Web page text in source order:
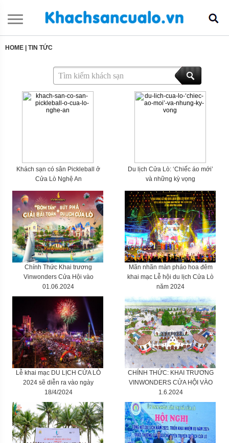
HOME| TIN TỨC
Khách sạn có sân Pickleball ở
Cửa Lò Nghệ An
Du lịch Cửa Lò: ‘Chiếc áo mới’
và những kỳ vọng
Chính Thức Khai trương
Vinwonders Cửa Hội vào
01.06.2024
Mãn nhãn màn pháo hoa đêm
khai mạc Lễ hội du lịch Cửa Lò
năm 2024
Lễ khai mạc DU LỊCH CỬA LÒ
2024 sẽ diễn ra vào ngày
18/4/2024
CHÍNH THỨC: KHAI TRƯƠNG
VINWONDERS CỬA HỘI VÀO
1.6.2024